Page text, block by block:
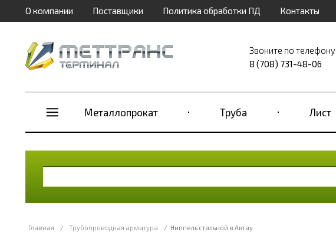
О компании Поставщики Политика обработки ПД Контакты
Звоните по телефону
8 (708) 731-48-06
Металлопрокат Труба Лист
Главная / Трубопроводная арматура / Ниппель стальной в Актау